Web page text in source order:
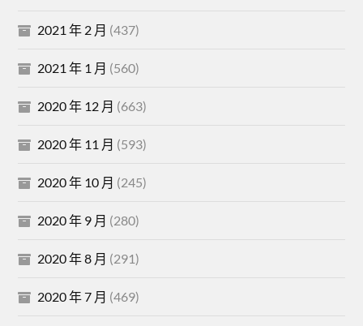
2021 年 2 月 (437)
2021 年 1 月 (560)
2020 年 12 月 (663)
2020 年 11 月 (593)
2020 年 10 月 (245)
2020 年 9 月 (280)
2020 年 8 月 (291)
2020 年 7 月 (469)